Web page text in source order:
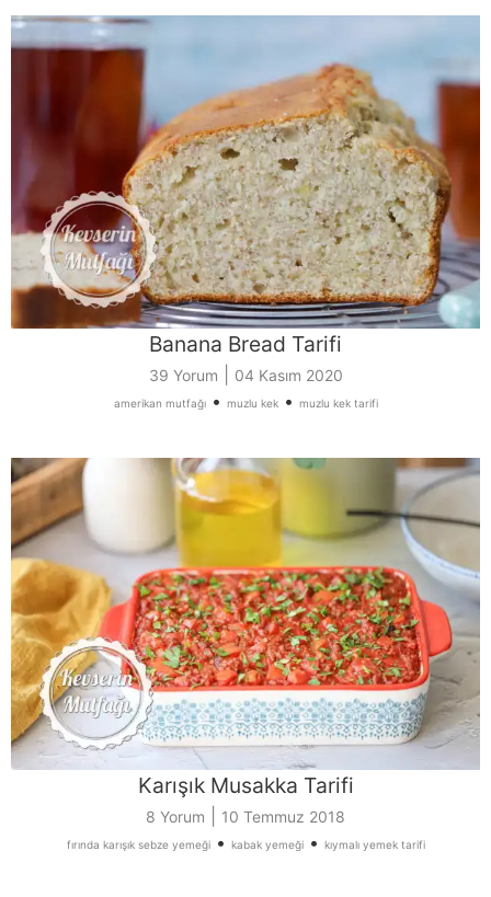
Banana Bread Tarifi
39 Yorum 04 Kasım 2020
amerikan mutfağı• muzlu kek• muzlu kek tarifi
Karışık Musakka Tarifi
8 Yorum 10 Temmuz 2018
fırında karışık sebze yemeği• kabak yemeği• kıymalı yemek tarifi